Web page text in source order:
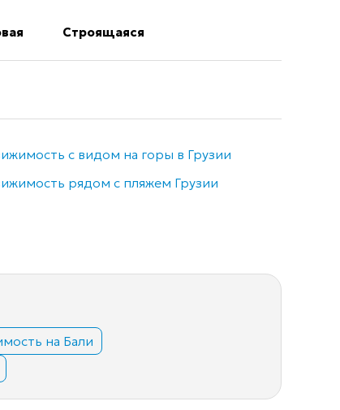
Строящаяся
с видом на горы в Грузии
рядом с пляжем Грузии
на Бали